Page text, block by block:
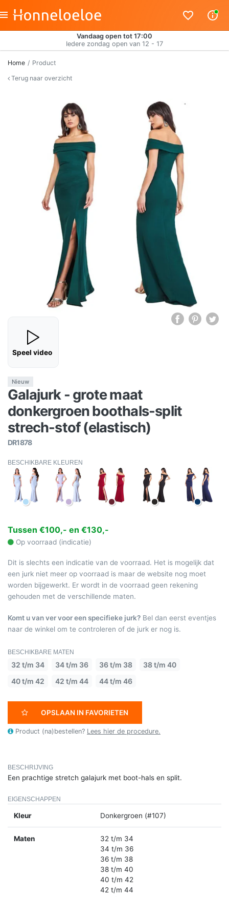
Vandaag open tot 17:00
Iedere zondag open van 12 - 17
Home
Product
Terug naar overzicht
Speel video
Nieuw
Galajurk - grote maat
donkergroen boothals-split
strech-stof (elastisch)
DR1878
BESCHIKBARE KLEUREN
Tussen €100,- en €130,-
Op voorraad (indicatie)
Dit is slechts een indicatie van de voorraad. Het is mogelijk dat
een jurk niet meer op voorraad is maar de website nog moet
worden bijgewerkt. Er wordt in de voorraad geen rekening
gehouden met de verschillende maten.
Komt u van ver voor een specifieke jurk? Bel dan eerst eventjes
naar de winkel om te controleren of de jurk er nog is.
BESCHIKBARE MATEN
32 t/m 34 34 t/m 36 36 t/m 38
38 t/m 40
40 t/m 42
42 t/m 44 44 t/m 46
OPSLAAN IN FAVORIETEN
Product (na)bestellen? Lees hier de procedure.
BESCHRIJVING
Een prachtige stretch galajurk met boot-hals en split.
EIGENSCHAPPEN
Kleur Donkergroen (#107)
Maten
32 t/m 34
34 t/m 36
36 t/m 38
38 t/m 40
40 t/m 42
42 t/m 44